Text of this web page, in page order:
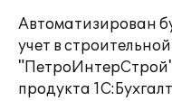
Автоматизирован
учет в
продукта